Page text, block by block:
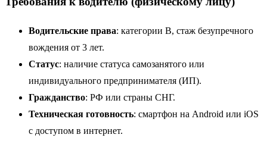
Водительские права: категории B, стаж безупречного
вождения от 3 лет.
Статус: наличие статуса самозанятого или
индивидуального предпринимателя (ИП).
Гражданство: РФ или страны СНГ.
Техническая готовность: смартфон на Android или iOS
с доступом в интернет.